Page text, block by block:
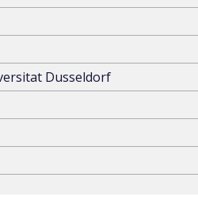
Dusseldorf